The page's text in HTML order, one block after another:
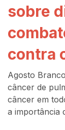
sobre
contra
Agosto
câncer de
câncer em
a importância